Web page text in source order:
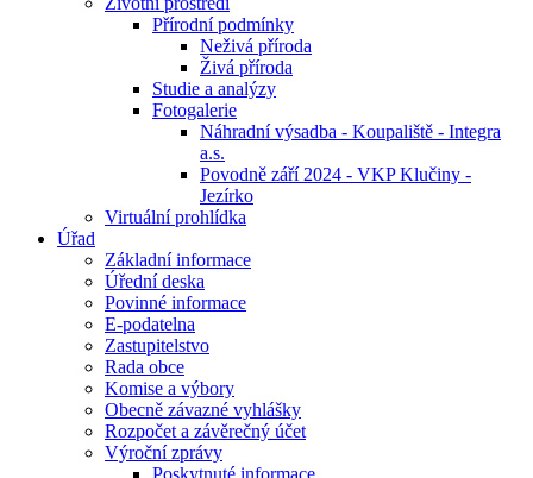
Přírodní podmínky
Neživá příroda
Živá příroda
Studie a analýzy
Fotogalerie
Náhradní výsadba - Koupaliště - Integra
a.s.
Povodně září 2024 - VKP Klučiny -
Jezírko
Virtuální prohlídka
Úřad
Základní informace
Úřední deska
Povinné informace
E-podatelna
Zastupitelstvo
Rada obce
Komise a výbory
Obecně závazné vyhlášky
Rozpočet a závěrečný účet
Výroční zprávy
Poskytnuté informace